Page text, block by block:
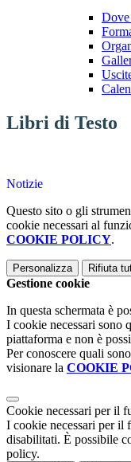
Libri di Testo
Notizie
Questo sito o gli
cookie necessari al
COOKIE POLICY.
Personalizza Rifiuta
Gestione cookie
In questa schermata è
I cookie necessari sono
piattaforma e non è
Per conoscere quali
visionare la COOKIE
Cookie necessari per il
I cookie necessari per il
disabilitati. È possibile
policy.